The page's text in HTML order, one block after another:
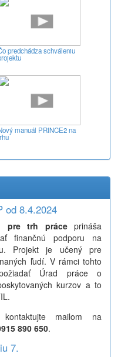
predchádza schváleniu
manuál PRINCE2 na
od 8.4.2024
pre trh práceprináša
finančnú podporu na
Projekt je učený pre
ľudí. V rámci tohto
Úrad práce o
kurzov a to
mailom na
890 650.
7.